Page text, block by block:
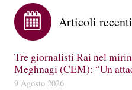
Articoli recenti
Tre giornalisti Rai nel
Meghnagi (CEM): “Un
9 Agosto 2026